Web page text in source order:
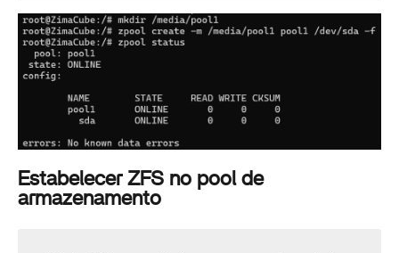
Estabelecer ZFS no pool de
armazenamento